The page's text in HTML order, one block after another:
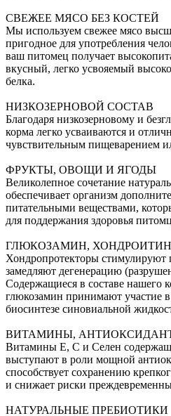
СВЕЖЕЕ МЯСО БЕЗ КОСТЕЙ
Мы используем свежее мясо
пригодное для употребления
ваш питомец получает
вкусный, легко усвояемый
белка.
НИЗКОЗЕРНОВОЙ СОСТАВ
Благодаря низкозерновому и
корма легко усваиваются и
чувствительным пищеварением
ФРУКТЫ, ОВОЩИ И ЯГОДЫ
Великолепное сочетание
обеспечивает организм
питательными веществами,
для поддержания здоровья
ГЛЮКОЗАМИН, ХОНДРОИТИН
Хондропротекторы стимулируют
замедляют дегенерацию
Содержащиеся в составе нашего
глюкозамин принимают участие
биосинтезе синовиальной
ВИТАМИНЫ,
Витамины Е, С и Селен
выступают в роли мощной
способствует сохранению
и снижает риски
НАТУРАЛЬНЫЕ ПРЕБИОТИКИ